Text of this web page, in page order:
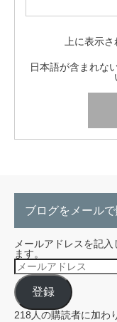
上に表示さ
日本語が含まれな
ブログをメール
メールアドレスを記
ます。
メ
ー
ル
ア
ド
レ
登録
218人の購読者に加わ